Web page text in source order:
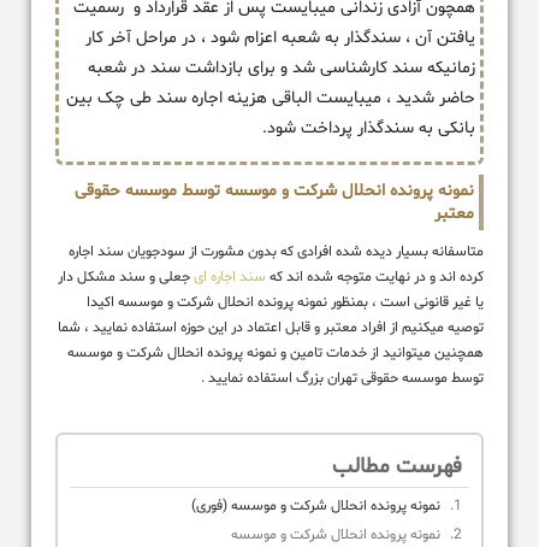
همچون آزادی زندانی میبایست پس از عقد قرارداد و رسمیت
یافتن آن ، سندگذار به شعبه اعزام شود ، در مراحل آخر کار
زمانیکه سند کارشناسی شد و برای بازداشت سند در شعبه
حاضر شدید ، میبایست الباقی هزینه اجاره سند طی چک بین
بانکی به سندگذار پرداخت شود.
نمونه پرونده انحلال شرکت و موسسه توسط موسسه حقوقی
معتبر
متاسفانه بسیار دیده شده افرادی که بدون مشورت از سودجویان سند اجاره
کرده اند و در نهایت متوجه شده اند که سند اجاره ایجعلی و سند مشکل دار
یا غیر قانونی است ، بمنظور نمونه پرونده انحلال شرکت و موسسه اکیدا
توصیه میکنیم از افراد معتبر و قابل اعتماد در این حوزه استفاده نمایید ، شما
همچنین میتوانید از خدمات تامین و نمونه پرونده انحلال شرکت و موسسه
توسط موسسه حقوقی تهران بزرگ استفاده نمایید .
فهرست مطالب
نمونه پرونده انحلال شرکت و موسسه (فوری)
نمونه پرونده انحلال شرکت و موسسه